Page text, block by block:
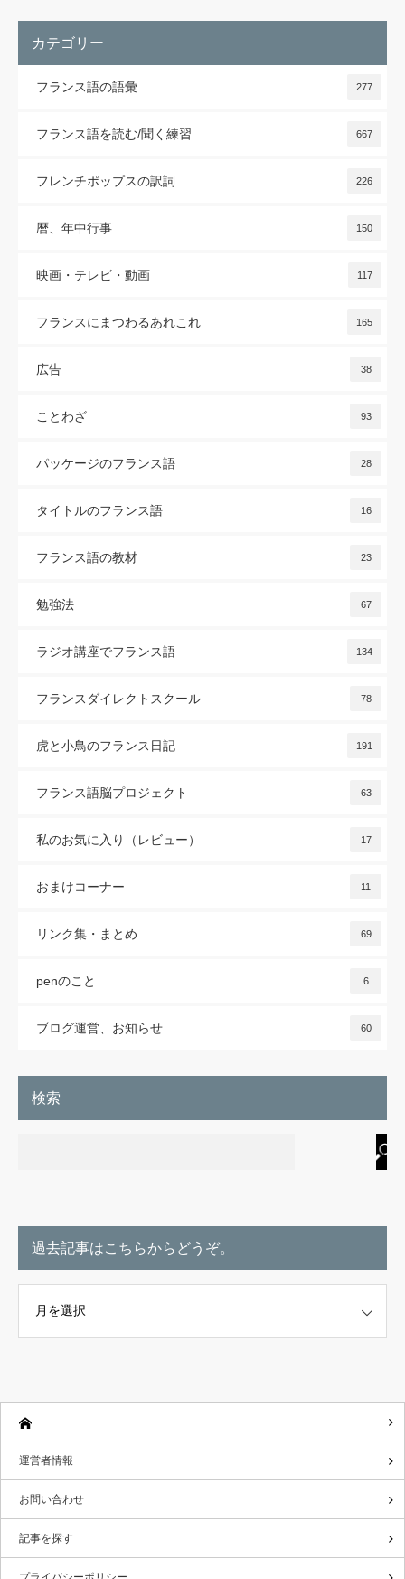
カテゴリー
フランス語の語彙 277
フランス語を読む/聞く練習 667
フレンチポップスの訳詞 226
暦、年中行事 150
映画・テレビ・動画 117
フランスにまつわるあれこれ 165
広告 38
ことわざ 93
パッケージのフランス語 28
タイトルのフランス語 16
フランス語の教材 23
勉強法 67
ラジオ講座でフランス語 134
フランスダイレクトスクール 78
虎と小鳥のフランス日記 191
フランス語脳プロジェクト 63
私のお気に入り（レビュー） 17
おまけコーナー 11
リンク集・まとめ 69
penのこと 6
ブログ運営、お知らせ 60
検索
過去記事はこちらからどうぞ。
運営者情報
お問い合わせ
記事を探す